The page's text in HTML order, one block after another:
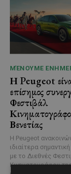
ΜΈΝΟΥΜΕ
Η Peugeot
επίσημος
Φεστιβάλ
Βενετίας
Η Peugeot
ιδιαίτερα
με το Διεθνές
Κινηματογράφου